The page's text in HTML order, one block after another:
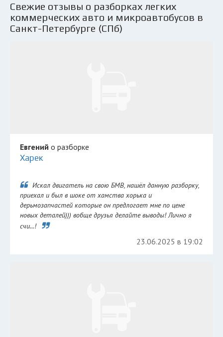
Свежие отзывы о разборках легких
коммерческих авто и микроавтобусов в
Санкт-Петербурге (СПб)
Евгений о разборке
Харек
Искал двигатель на свою БМВ, нашёл данную разборку,
приехал и был в шоке от хамства хорька и
дерьмозапчастей которые он предлогает мне по цене
новых деталей))) вобще друзья делайте выводы! Лично я
счи...!
23.06.2025 в 19:02